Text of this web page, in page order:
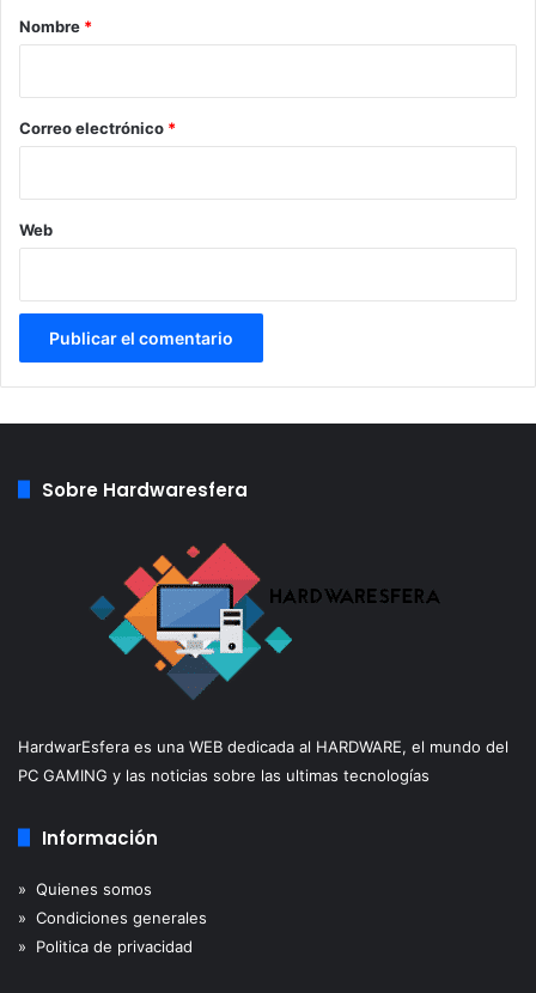
r
*
Nombre *
Correo electrónico *
Web
Sobre Hardwaresfera
HardwarEsfera es una WEB dedicada al HARDWARE, el mundo del
PC GAMING y las noticias sobre las ultimas tecnologías
Información
» Quienes somos
» Condiciones generales
» Politica de privacidad